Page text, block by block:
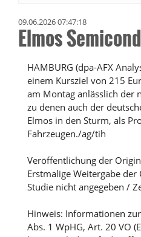
09.06.2026 07:47:18
Elmos
HAMBURG (dpa-AFX
einem Kursziel von 215
am Montag anlässlich der
zu denen auch der
Elmos in den Sturm, als
Fahrzeugen./ag/tih
Veröffentlichung der
Erstmalige Weitergabe
Studie nicht angegeben /
Hinweis: Informationen
Abs. 1 WpHG, Art. 20 VO